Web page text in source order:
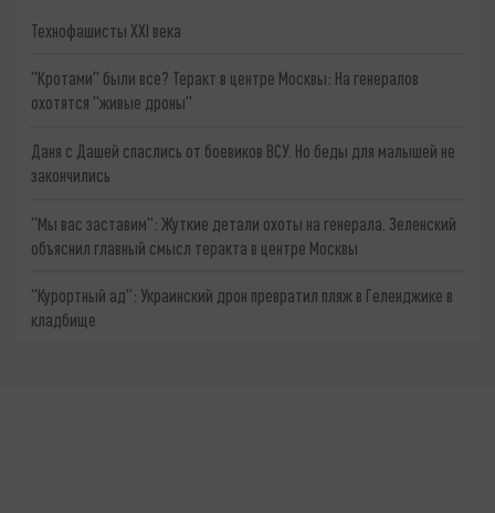
Технофашисты XXI века
"Кротами" были все? Теракт в центре Москвы: На генералов
охотятся "живые дроны"
Даня с Дашей спаслись от боевиков ВСУ. Но беды для малышей не
закончились
"Мы вас заставим": Жуткие детали охоты на генерала. Зеленский
объяснил главный смысл теракта в центре Москвы
"Курортный ад": Украинский дрон превратил пляж в Геленджике в
кладбище